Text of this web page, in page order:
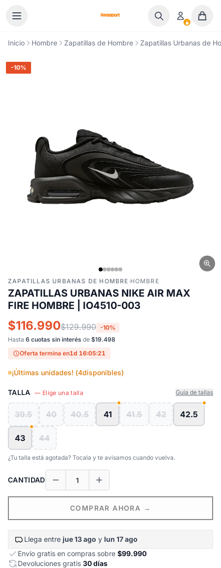
Inicio Hombre Zapatillas de Hombre Zapatillas Urbanas de
-10%
ZAPATILLAS URBANAS DE HOMBRE ·HOMBRE
ZAPATILLAS URBANAS NIKE AIR MAX
FIRE HOMBRE | IO4510-003
$116.990$129.990 -10%
Hasta 6 cuotas sin interés de $19.498
Oferta termina en1d 16:05:21
¡Últimas unidades! (4disponibles)
TALLA — Elige una talla Guía de tallas
39.5 40 40.5 41 41.5 42 42.5
43 44
¿Tu talla está agotada? Tocala y te avisamos cuando vuelva.
CANTIDAD
COMPRAR AHORA →
Llega entre jue 13 ago y lun 17 ago
Envío gratis en compras sobre $99.990
Devoluciones gratis 30 días